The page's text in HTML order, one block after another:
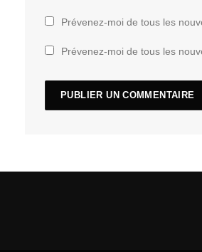
Prévenez-moi de tous les
Prévenez-moi de tous les